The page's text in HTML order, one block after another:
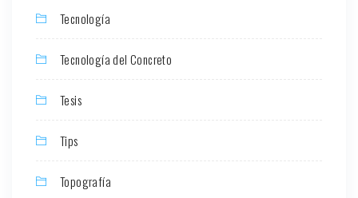
Tecnología
Tecnología del Concreto
Tesis
Tips
Topografía